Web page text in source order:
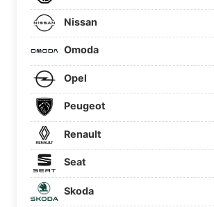
Nissan
Omoda
Opel
Peugeot
Renault
Seat
Skoda